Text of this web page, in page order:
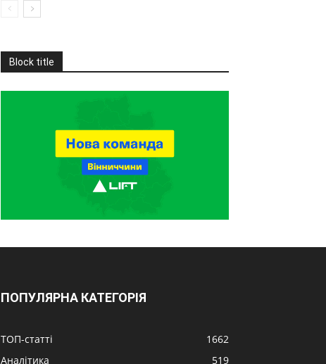
Block title
ПОПУЛЯРНА КАТЕГОРІЯ
ТОП-статті
1662
Аналітика
519